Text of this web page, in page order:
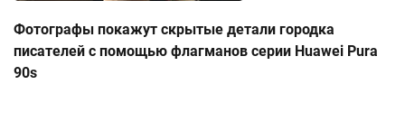
Фотографы покажут скрытые детали городка
писателей с помощью флагманов серии Huawei Pura
90s